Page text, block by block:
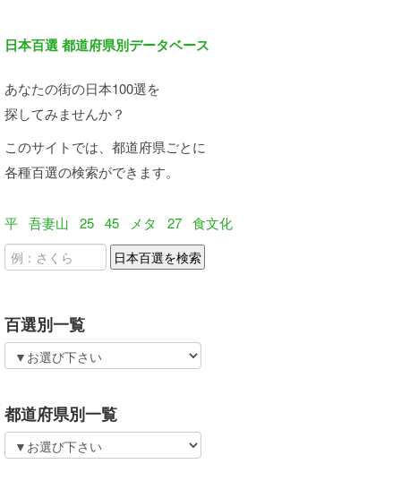
日本百選 都道府県別データベース
あなたの街の日本100選を
探してみませんか？
このサイトでは、都道府県ごとに
各種百選の検索ができます。
平 吾妻山 25 45 メタ 27 食文化
百選別一覧
都道府県別一覧